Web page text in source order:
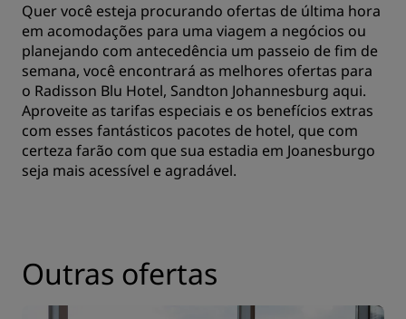
Quer você esteja procurando ofertas de última hora
em acomodações para uma viagem a negócios ou
planejando com antecedência um passeio de fim de
semana, você encontrará as melhores ofertas para
o Radisson Blu Hotel, Sandton Johannesburg aqui.
Aproveite as tarifas especiais e os benefícios extras
com esses fantásticos pacotes de hotel, que com
certeza farão com que sua estadia em Joanesburgo
seja mais acessível e agradável.
Outras ofertas